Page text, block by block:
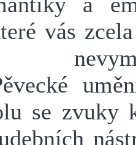
vás
se zvuky